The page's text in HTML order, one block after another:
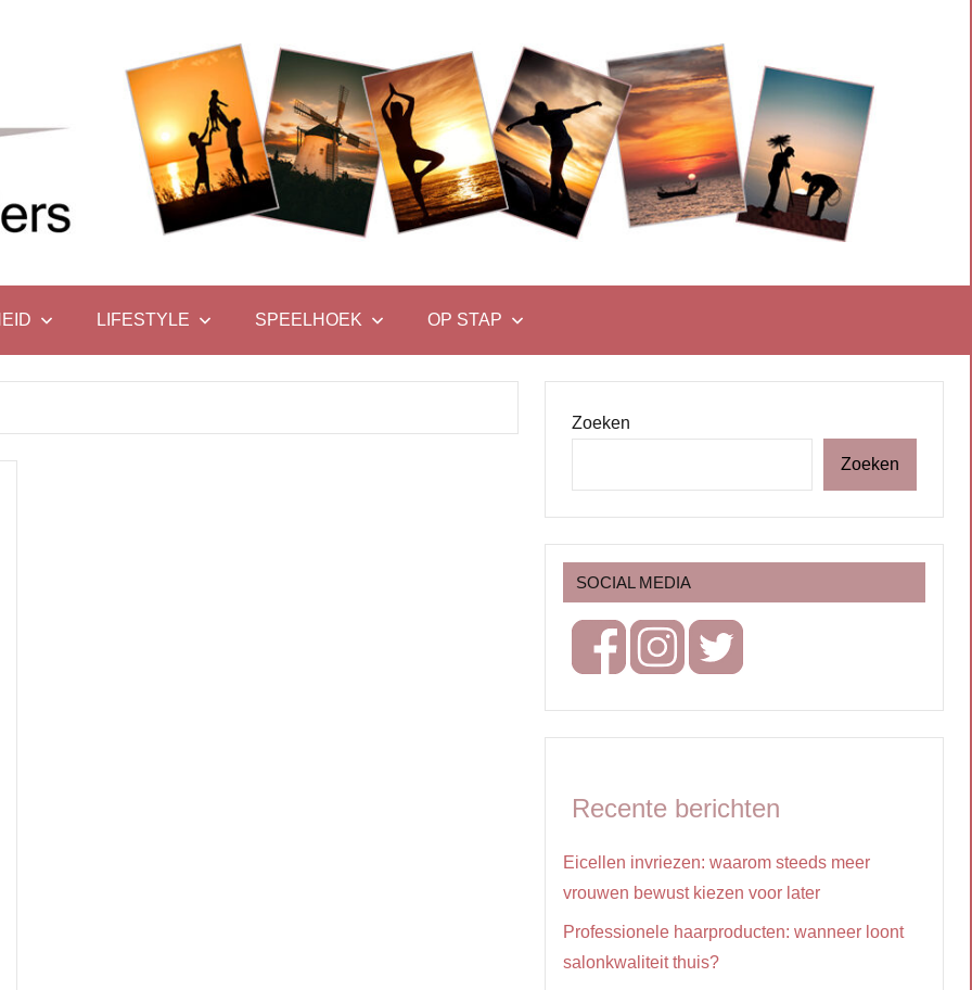
LIFESTYLE SPEELHOEK OP STAP
Zoeken
Zoeken
SOCIAL MEDIA
Recente berichten
Eicellen invriezen: waarom steeds meer
vrouwen bewust kiezen voor later
Professionele haarproducten: wanneer loont
salonkwaliteit thuis?